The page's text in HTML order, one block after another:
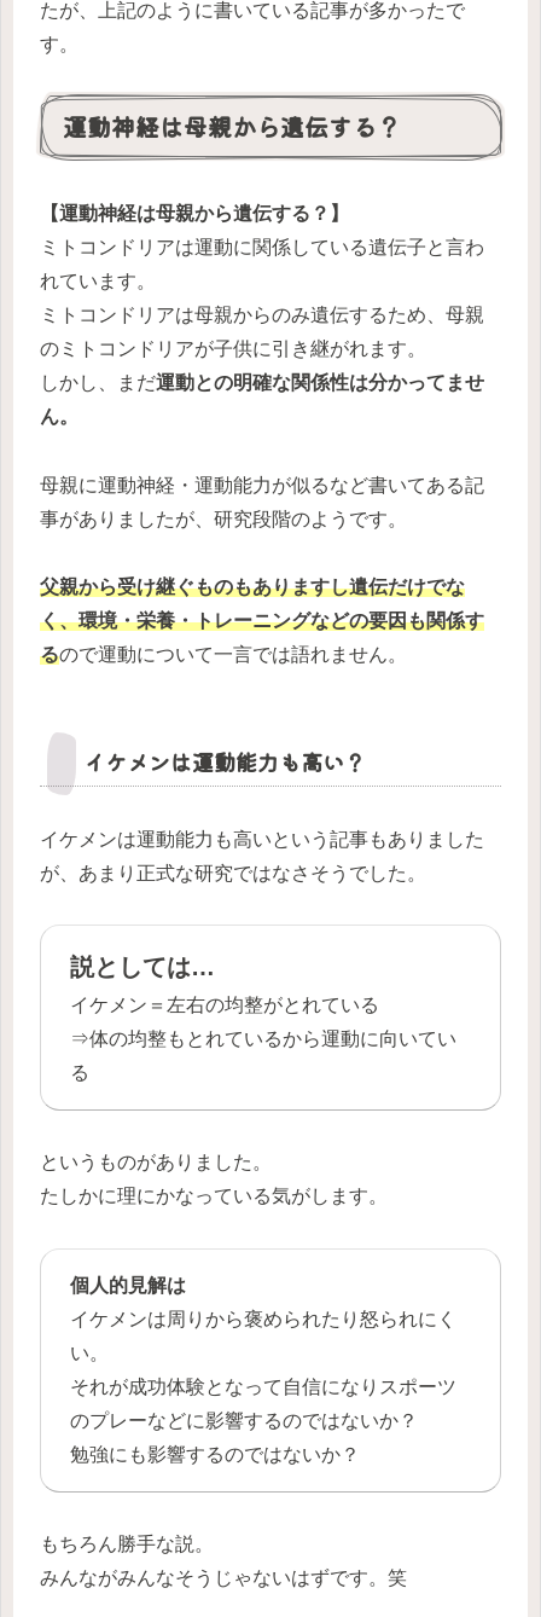
たが、上記のように書いている記事が多かったで
す。
運動神経は母親から遺伝する？
【運動神経は母親から遺伝する？】
ミトコンドリアは運動に関係している遺伝子と言わ
れています。
ミトコンドリアは母親からのみ遺伝するため、母親
のミトコンドリアが子供に引き継がれます。
しかし、まだ運動との明確な関係性は分かってませ
ん。
母親に運動神経・運動能力が似るなど書いてある記
事がありましたが、研究段階のようです。
父親から受け継ぐものもありますし遺伝だけでな
く、環境・栄養・トレーニングなどの要因も関係す
るので運動について一言では語れません。
イケメンは運動能力も高い？
イケメンは運動能力も高いという記事もありました
が、あまり正式な研究ではなさそうでした。
説としては…
イケメン＝左右の均整がとれている
⇒体の均整もとれているから運動に向いてい
る
というものがありました。
たしかに理にかなっている気がします。
個人的見解は
イケメンは周りから褒められたり怒られにく
い。
それが成功体験となって自信になりスポーツ
のプレーなどに影響するのではないか？
勉強にも影響するのではないか？
もちろん勝手な説。
みんながみんなそうじゃないはずです。笑